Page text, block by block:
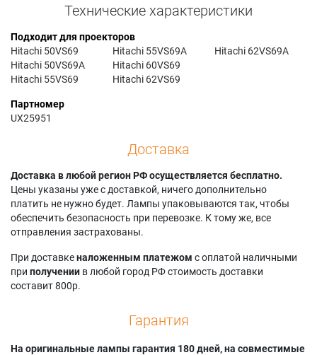
Технические характеристики
Подходит для проекторов
Hitachi 50VS69
Hitachi 50VS69A
Hitachi 55VS69
Hitachi 55VS69A
Hitachi 60VS69
Hitachi 62VS69
Hitachi 62VS69A
Партномер
UX25951
Доставка
Доставка в любой регион РФ осуществляется бесплатно.
Цены указаны уже с доставкой, ничего дополнительно
платить не нужно будет. Лампы упаковываются так, чтобы
обеспечить безопасность при перевозке. К тому же, все
отправления застрахованы.
При доставкеналоженным платежом с оплатой наличными
при получении в любой город РФ стоимость доставки
составит 800р.
Гарантия
На оригинальные лампы гарантия 180 дней, на совместимые